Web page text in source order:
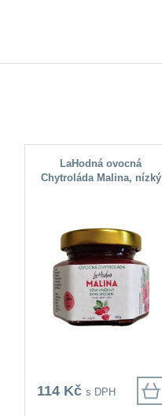
LaHodná ovocná
Chytroláda Malina, nízký
114 Kč s DPH